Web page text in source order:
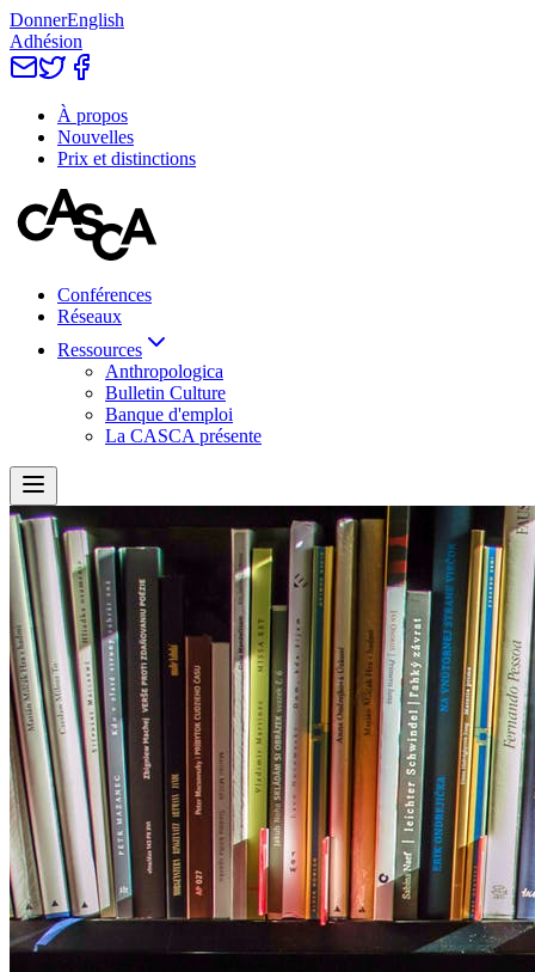
DonnerEnglish
Adhésion
À propos
Nouvelles
Prix et distinctions
Conférences
Réseaux
Ressources
Anthropologica
Bulletin Culture
Banque d'emploi
La CASCA présente